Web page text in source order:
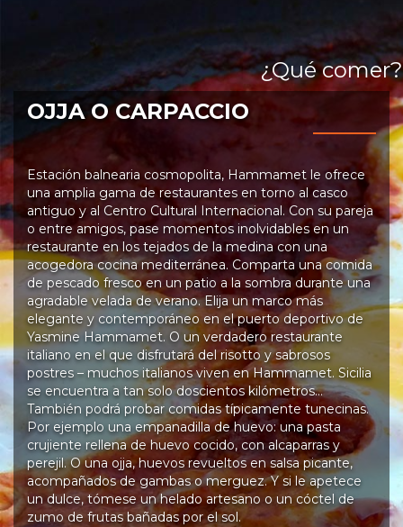
¿Qué comer?
OJJA O CARPACCIO
Estación balnearia cosmopolita, Hammamet le ofrece
una amplia gama de restaurantes en torno al casco
antiguo y al Centro Cultural Internacional. Con su pareja
o entre amigos, pase momentos inolvidables en un
restaurante en los tejados de la medina con una
acogedora cocina mediterránea. Comparta una comida
de pescado fresco en un patio a la sombra durante una
agradable velada de verano. Elija un marco más
elegante y contemporáneo en el puerto deportivo de
Yasmine Hammamet. O un verdadero restaurante
italiano en el que disfrutará del risotto y sabrosos
postres – muchos italianos viven en Hammamet. Sicilia
se encuentra a tan solo doscientos kilómetros…
También podrá probar comidas típicamente tunecinas.
Por ejemplo una empanadilla de huevo: una pasta
crujiente rellena de huevo cocido, con alcaparras y
perejil. O una ojja, huevos revueltos en salsa picante,
acompañados de gambas o merguez. Y si le apetece
un dulce, tómese un helado artesano o un cóctel de
zumo de frutas bañadas por el sol.